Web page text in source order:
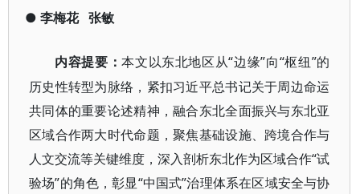
● 李梅花 张敏
内容提要：本文以东北地区从“边缘”向“枢纽”的
历史性转型为脉络，紧扣习近平总书记关于周边命运
共同体的重要论述精神，融合东北全面振兴与东北亚
区域合作两大时代命题，聚焦基础设施、跨境合作与
人文交流等关键维度，深入剖析东北作为区域合作“试
验场”的角色，彰显“中国式”治理体系在区域安全与协